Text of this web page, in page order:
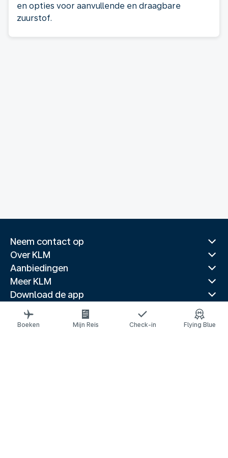
en opties voor aanvullende en draagbare
zuurstof.
Neem contact op
Over KLM
Aanbiedingen
Meer KLM
Download de app
Gerelateerde websites
Reisgidsen
Boeken Mijn Reis Check-in Flying Blue